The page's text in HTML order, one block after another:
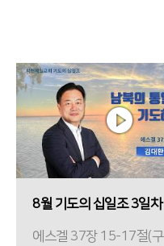
8월 기도의 십일조 3일차
에스겔 37장 15-17절(구